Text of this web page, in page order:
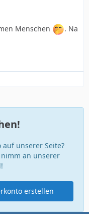
Menschen
. Na
unserer Seite?
an unserer
erstellen